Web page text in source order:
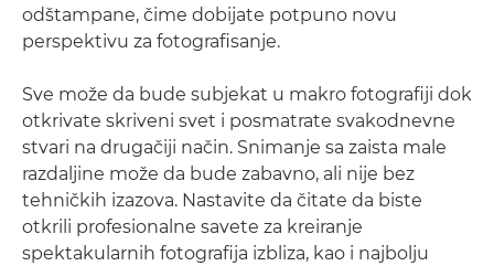
odštampane, čime dobijate potpuno novu
perspektivu za fotografisanje.
Sve može da bude subjekat u makro fotografiji dok
otkrivate skriveni svet i posmatrate svakodnevne
stvari na drugačiji način. Snimanje sa zaista male
razdaljine može da bude zabavno, ali nije bez
tehničkih izazova. Nastavite da čitate da biste
otkrili profesionalne savete za kreiranje
spektakularnih fotografija izbliza, kao i najbolju